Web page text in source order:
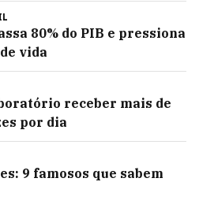
80% do PIB e pressiona
vida
receber mais de
por dia
9 famosos que sabem